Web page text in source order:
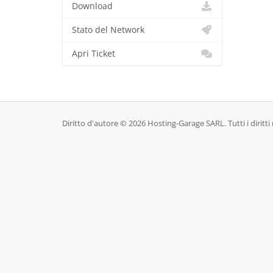
Download
Stato del Network
Apri Ticket
Diritto d'autore © 2026 Hosting-Garage SARL. Tutti i diritti